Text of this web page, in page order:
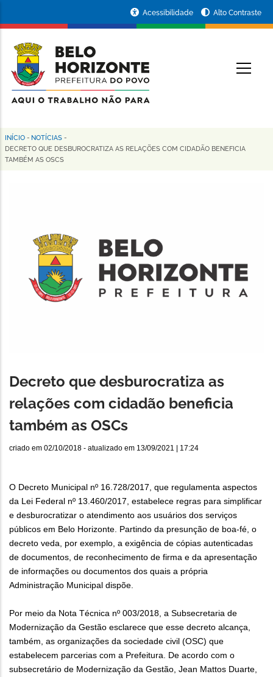
conteúdo
principal
da
Prefeitura
de
Horizonte
Acessibilidade Alto Contraste
Trilha
de
INÍCIO - NOTÍCIAS -
DECRETO QUE DESBUROCRATIZA AS RELAÇÕES COM CIDADÃO BENEFICIA
TAMBÉM AS OSCS
Decreto que desburocratiza as
relações com cidadão beneficia
também as OSCs
criado em 02/10/2018 - atualizado em 13/09/2021 | 17:24
O Decreto Municipal nº 16.728/2017, que regulamenta aspectos
da Lei Federal nº 13.460/2017, estabelece regras para simplificar
e desburocratizar o atendimento aos usuários dos serviços
públicos em Belo Horizonte. Partindo da presunção de boa-fé, o
decreto veda, por exemplo, a exigência de cópias autenticadas
de documentos, de reconhecimento de firma e da apresentação
de informações ou documentos dos quais a própria
Administração Municipal dispõe.
Por meio da Nota Técnica nº 003/2018, a Subsecretaria de
Modernização da Gestão esclarece que esse decreto alcança,
também, as organizações da sociedade civil (OSC) que
estabelecem parcerias com a Prefeitura. De acordo com o
subsecretário de Modernização da Gestão, Jean Mattos Duarte,